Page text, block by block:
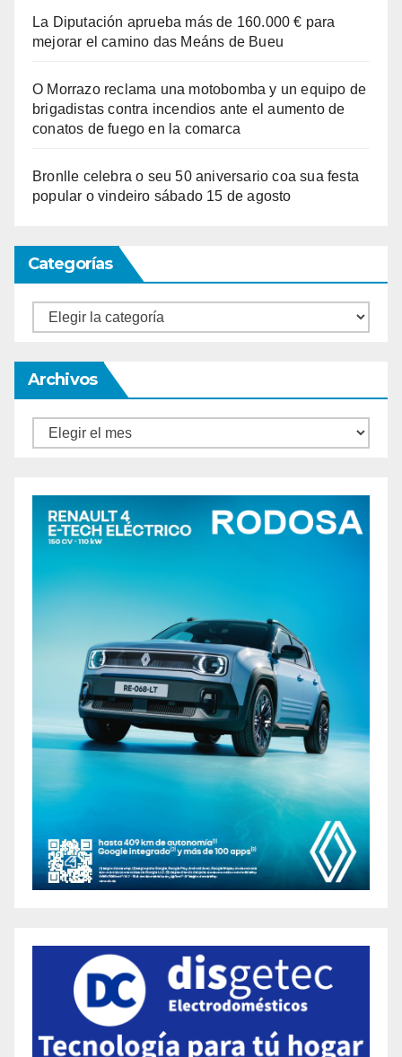
La Diputación aprueba más de 160.000 € para
mejorar el camino das Meáns de Bueu
O Morrazo reclama una motobomba y un equipo de
brigadistas contra incendios ante el aumento de
conatos de fuego en la comarca
Bronlle celebra o seu 50 aniversario coa sua festa
popular o vindeiro sábado 15 de agosto
Categorías
Categorías
Archivos
Archivos